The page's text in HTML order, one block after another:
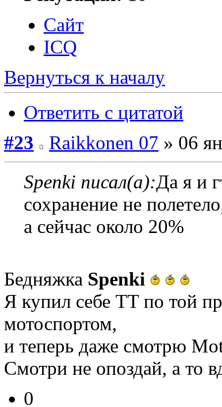
Сайт
ICQ
Вернуться к началу
Ответить с цитатой
#23
Raikkonen 07 » 06
Spenki писал(а):Да я и
сохранение не
а сейчас около 20%
Бедняжка Spenki
Я купил себе TT по той
мотоспортом,
и теперь даже смотрю
Смотри не опоздай, а то
0